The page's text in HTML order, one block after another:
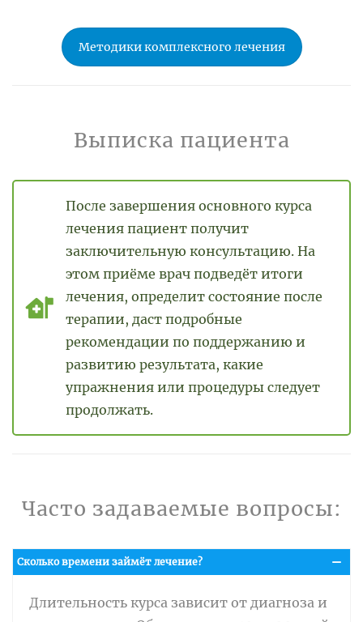
Методики комплексного лечения
Выписка пациента
После завершения основного курса
лечения пациент получит
заключительную консультацию. На
этом приёме врач подведёт итоги
лечения, определит состояние после
терапии, даст подробные
рекомендации по поддержанию и
развитию результата, какие
упражнения или процедуры следует
продолжать.
Часто задаваемые вопросы:
Сколько времени займёт лечение?
Длительность курса зависит от диагноза и